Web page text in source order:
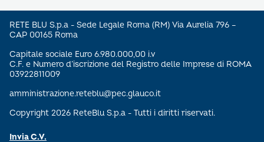
RETE BLU S.p.a - Sede Legale Roma (RM) Via Aurelia 796 –
CAP 00165 Roma
Capitale sociale Euro 6.980.000,00 i.v
C.F. e Numero d’iscrizione del Registro delle Imprese di ROMA
03922811009
amministrazione.reteblu@pec.glauco.it
Copyright 2026 ReteBlu S.p.a - Tutti i diritti riservati.
Invia C.V.